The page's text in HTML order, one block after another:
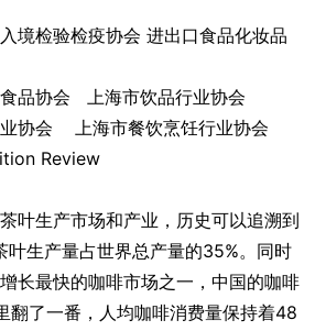
境检验检疫协会 进出口食品化妆品
品协会 上海市饮品行业协会
协会 上海市餐饮烹饪行业协会
Review
叶生产市场和产业，历史可以追溯到
生产量占世界总产量的35%。同时
长最快的咖啡市场之一，中国的咖啡
翻了一番，人均咖啡消费量保持着48